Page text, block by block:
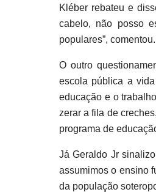
Kléber rebateu e
cabelo, não posso
populares”, comentou.
O outro
escola pública a
educação e o
zerar a fila de
programa de
Já Geraldo Jr
assumimos o ensino
da população